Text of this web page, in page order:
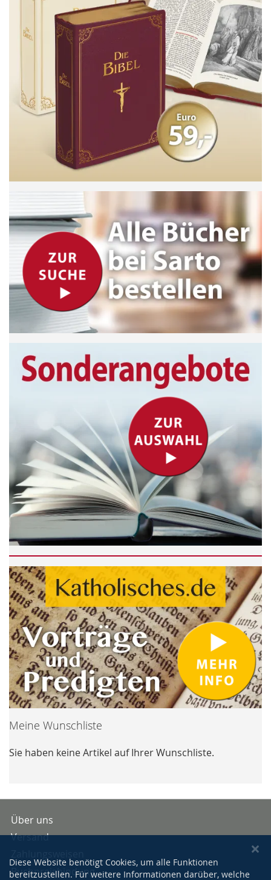
Meine Wunschliste
Sie haben keine Artikel auf Ihrer Wunschliste.
Über uns
Versand
Buchpreisbindung
Diese Website benötigt Cookies, um alle Funktionen
bereitzustellen. Für weitere Informationen darüber, welche